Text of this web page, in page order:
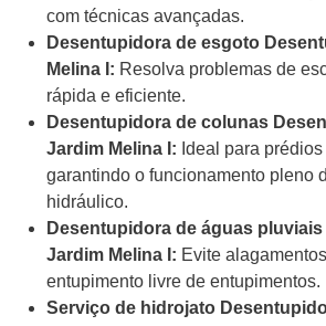
com técnicas avançadas.
Desentupidora de esgoto
Melina I: Resolva problemas de
rápida e eficiente.
Desentupidora de colunas
Jardim Melina I: Ideal para
garantindo o funcionamento pleno
hidráulico.
Desentupidora de águas
Jardim Melina I: Evite
entupimento livre de entupimentos.
Serviço de hidrojato